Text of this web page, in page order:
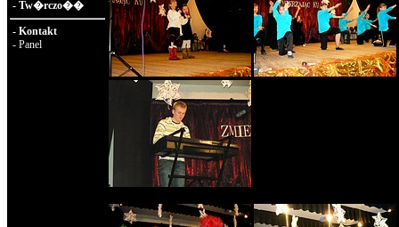
- Tw�rczo��
- Kontakt
- Panel